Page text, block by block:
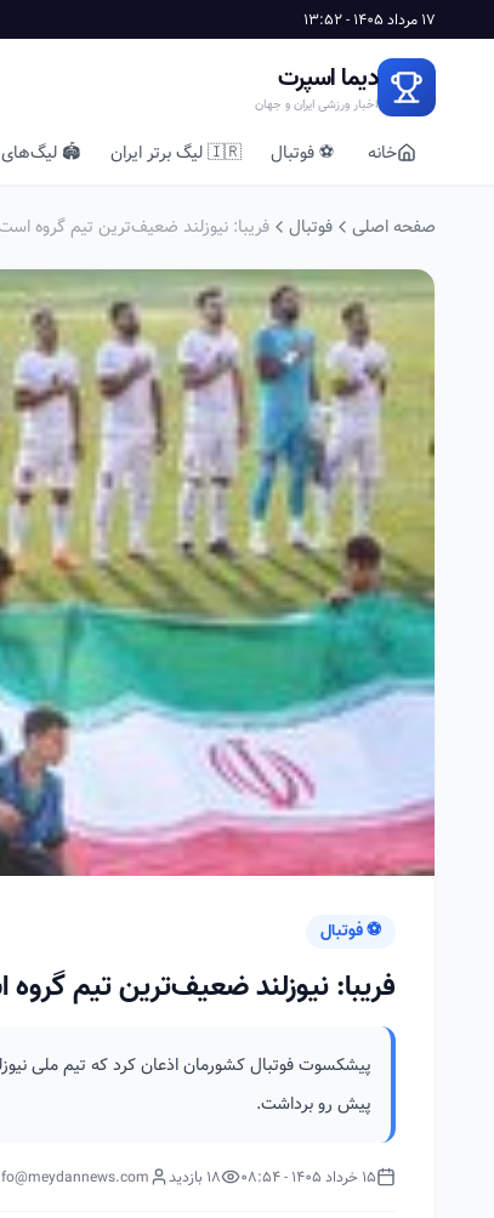
17 مرداد 1405 - 13:52
دیما اسپرت
اخبار ورزشی ایران و جهان
خانه ⚽ فوتبال 🇮🇷 لیگ برتر ایران 🏟️ لیگ‌های
صفحه اصلی فوتبال فریبا: نیوزلند ضعیف‌ترین تیم گروه
⚽ فوتبال
فریبا: نیوزلند ضعیف‌ترین تیم
پیشکسوت فوتبال کشورمان اذعان کرد که تیم ملی
پیش رو برداشت.
15 خرداد 1405 - 08:54 18 بازدید